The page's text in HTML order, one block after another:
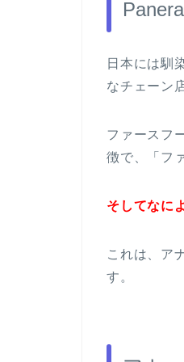
日本には馴
なチェーン
ファースフ
徴で、
「フ
そしてなに
これは、ア
す。